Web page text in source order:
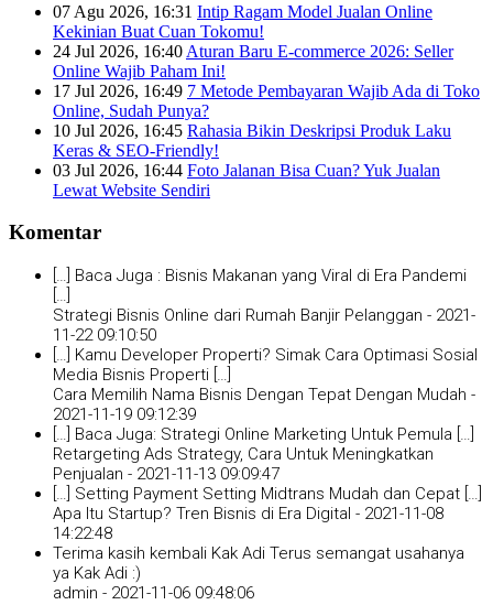
07 Agu 2026, 16:31 Intip Ragam Model Jualan Online
Kekinian Buat Cuan Tokomu!
24 Jul 2026, 16:40 Aturan Baru E-commerce 2026: Seller
Online Wajib Paham Ini!
17 Jul 2026, 16:49 7 Metode Pembayaran Wajib Ada di Toko
Online, Sudah Punya?
10 Jul 2026, 16:45 Rahasia Bikin Deskripsi Produk Laku
Keras & SEO-Friendly!
03 Jul 2026, 16:44 Foto Jalanan Bisa Cuan? Yuk Jualan
Lewat Website Sendiri
Komentar
[…] Baca Juga : Bisnis Makanan yang Viral di Era Pandemi
[…]
Strategi Bisnis Online dari Rumah Banjir Pelanggan - 2021-
11-22 09:10:50
[…] Kamu Developer Properti? Simak Cara Optimasi Sosial
Media Bisnis Properti […]
Cara Memilih Nama Bisnis Dengan Tepat Dengan Mudah -
2021-11-19 09:12:39
[…] Baca Juga: Strategi Online Marketing Untuk Pemula […]
Retargeting Ads Strategy, Cara Untuk Meningkatkan
Penjualan - 2021-11-13 09:09:47
[…] Setting Payment Setting Midtrans Mudah dan Cepat […]
Apa Itu Startup? Tren Bisnis di Era Digital - 2021-11-08
14:22:48
Terima kasih kembali Kak Adi Terus semangat usahanya
ya Kak Adi :)
admin - 2021-11-06 09:48:06